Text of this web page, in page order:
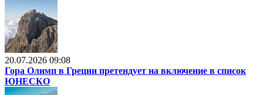
20.07.2026 09:08
Гора Олимп в Греции претендует на включение в список
ЮНЕСКО